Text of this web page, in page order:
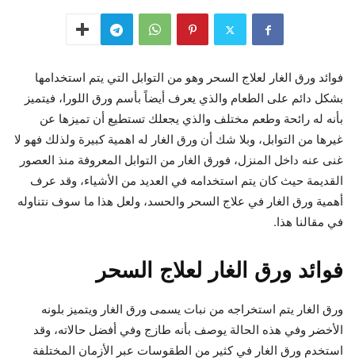
فوائد ورق الغار لعلاج السحر وهو من التوابل التي يتم استخدامها
بشكل دائم على الطعام والذي يعرف أيضاً بأسم ورق اللورا، فيتميز
بأنه له رائحة وطعم مختلف والذي يجعلك تستطيع أن تميزها عن
غيرها من التوابل، وبلا شك أن ورق الغار له اهمية كبيرة ولذلك فهو لا
غنى عنه داخل المنزل، فورق الغار من التوابل المعروفة منذ العصور
القديمة حيث كان يتم استخدامه في العديد من الأشياء، وقد عرف
أهمية ورق الغار في علاج السحر والحسد، ولعل هذا ما سوف نتناوله
في مقالنا هذا.
فوائد ورق الغار لعلاج السحر
ورق الغار يتم استخراجه من نبات يسمى ورق الغار ويتميز بلونه
الأخضر وفي هذه الحالة يوصف بأنه طازج وفي أفضل حالاته، وقد
استخدم ورق الغار في كثير من الطقوسات عبر الأزمان المختلفة